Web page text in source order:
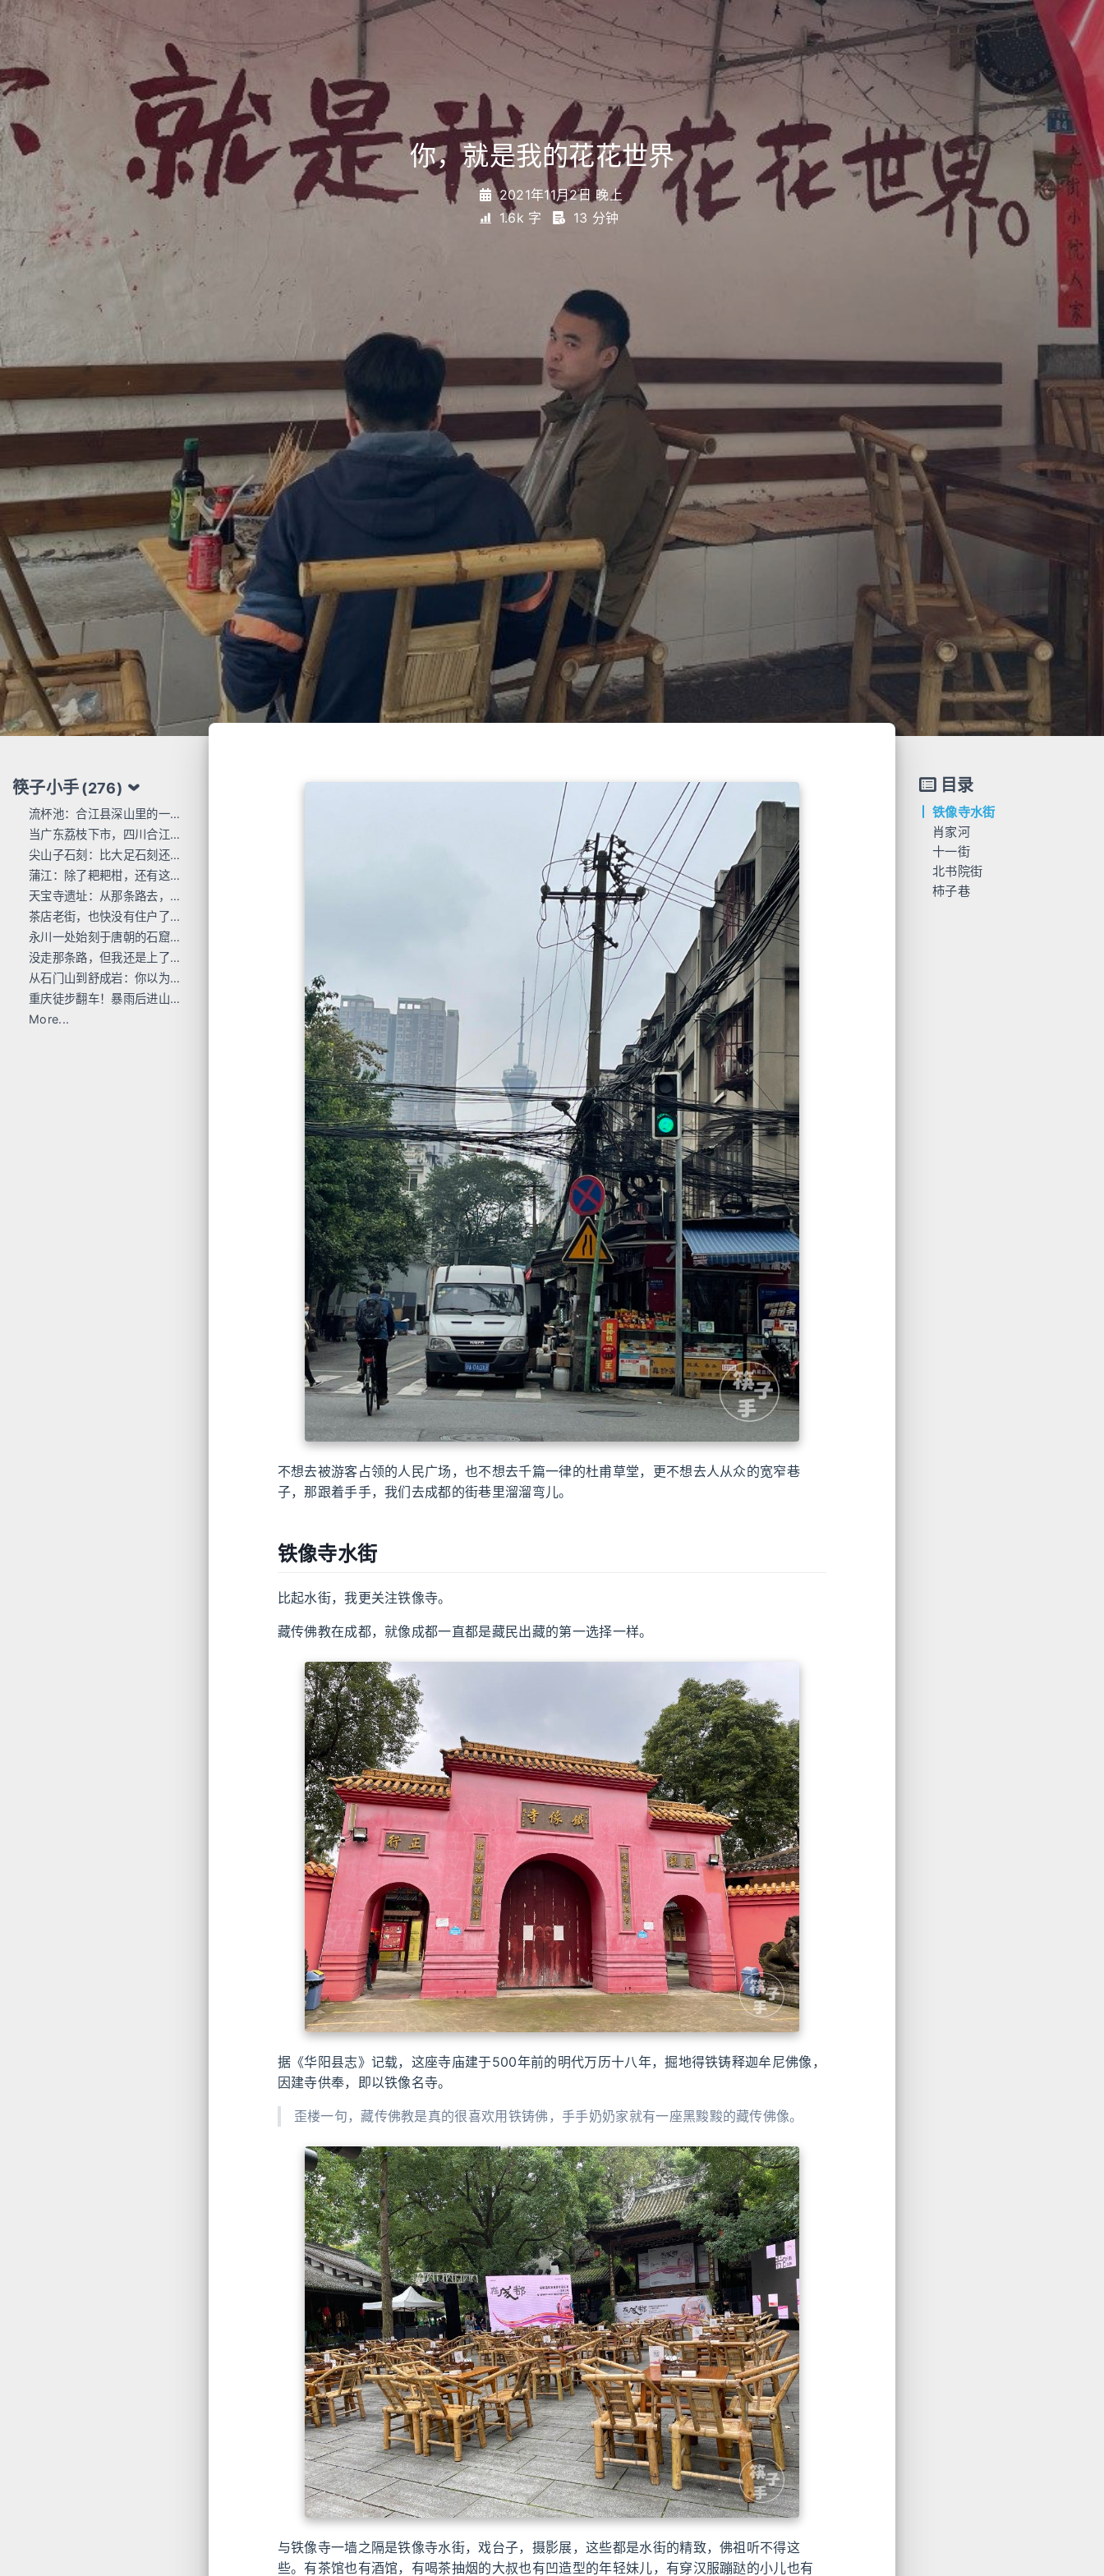
你，就是我的花花世界_
2021年11月2日 晚上
1.6k 字
13 分钟
筷子小手(276)
流杯池：合江县深山里的一行东洋刻痕
当广东荔枝下市，四川合江的才刚红透
尖山子石刻：比大足石刻还早300年
蒲江：除了耙耙柑，还有这么多唐宋石刻
天宝寺遗址：从那条路去，过这座桥来
茶店老街，也快没有住户了...
永川一处始刻于唐朝的石窟，人不多 值得去
没走那条路，但我还是上了巴岳山
从石门山到舒成岩：你以为去过宝顶山就是全部的大足石刻了吗？
重庆徒步翻车！暴雨后进山，差点栽在这座小山里
More...
不想去被游客占领的人民广场，也不想去千篇一律的杜甫草堂，更不想去人从众的宽窄巷
子，那跟着手手，我们去成都的街巷里溜溜弯儿。
铁像寺水街
比起水街，我更关注铁像寺。
藏传佛教在成都，就像成都一直都是藏民出藏的第一选择一样。
据《华阳县志》记载，这座寺庙建于500年前的明代万历十八年，掘地得铁铸释迦牟尼佛像，
因建寺供奉，即以铁像名寺。
歪楼一句，藏传佛教是真的很喜欢用铁铸佛，手手奶奶家就有一座黑黢黢的藏传佛像。
与铁像寺一墙之隔是铁像寺水街，戏台子，摄影展，这些都是水街的精致，佛祖听不得这
些。有茶馆也有酒馆，有喝茶抽烟的大叔也有凹造型的年轻妹儿，有穿汉服蹦跶的小儿也有
目录
铁像寺水街
肖家河
十一街
北书院街
柿子巷